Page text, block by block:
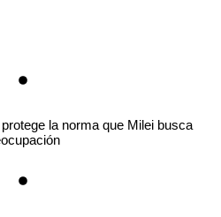
la norma que Milei busca